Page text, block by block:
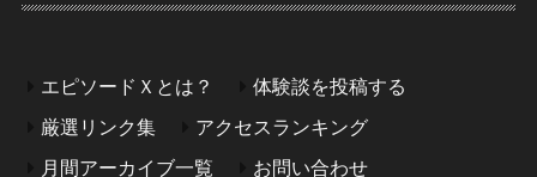
エピソードＸとは？
体験談を投稿する
厳選リンク集
アクセスランキング
月間アーカイブ一覧
お問い合わせ